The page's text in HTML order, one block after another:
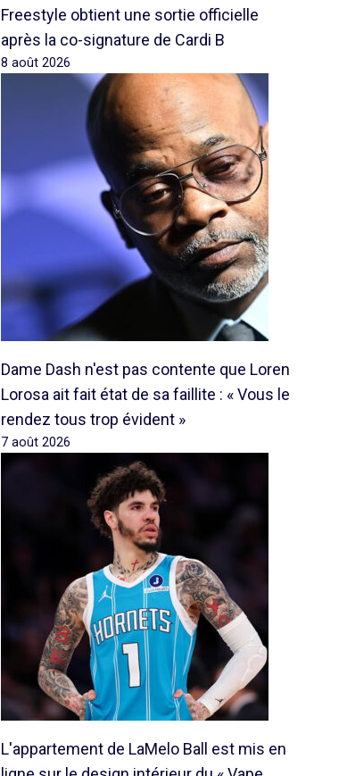
Freestyle obtient une sortie officielle
après la co-signature de Cardi B
8 août 2026
Dame Dash n'est pas contente que Loren
Lorosa ait fait état de sa faillite : « Vous le
rendez tous trop évident »
7 août 2026
L'appartement de LaMelo Ball est mis en